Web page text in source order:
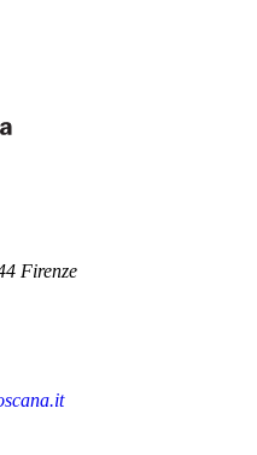
Firenze